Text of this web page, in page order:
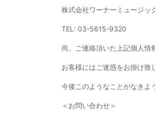
株式会社ワーナーミュージ
TEL: 03-5615-9320
尚、ご連絡頂いた上記個人情
お客様にはご迷惑をお掛け致
今後このようなことがなきよ
＜お問い合わせ＞